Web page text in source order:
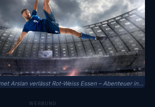
Arslan verlässt Rot-Weiss Essen – Abenteuer in…
WERBUNG